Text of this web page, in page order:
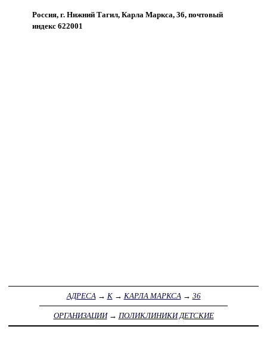
Россия, г. Нижний Тагил, Карла Маркса, 36, почтовый
индекс 622001
АДРЕСА→ К→ КАРЛА МАРКСА→ 36
ОРГАНИЗАЦИИ→ ПОЛИКЛИНИКИ ДЕТСКИЕ